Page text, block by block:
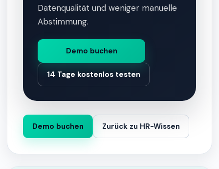
Datenqualität und weniger manuelle
Abstimmung.
Demo buchen
14 Tage kostenlos testen
Demo buchen Zurück zu HR-Wissen